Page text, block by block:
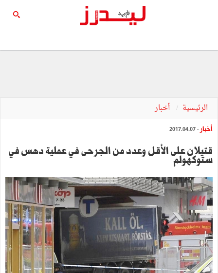
الرئيسية أخبار
أخبار - 2017.04.07
قتيلان على الأقل وعدد من الجرحى في عملية دهس في
ستوكهولم